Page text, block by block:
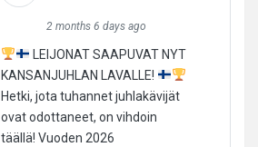
2 months 6 days ago
LEIJONAT SAAPUVAT NYT
KANSANJUHLAN LAVALLE!
Hetki, jota tuhannet juhlakävijät
ovat odottaneet, on vihdoin
täällä! Vuoden 2026